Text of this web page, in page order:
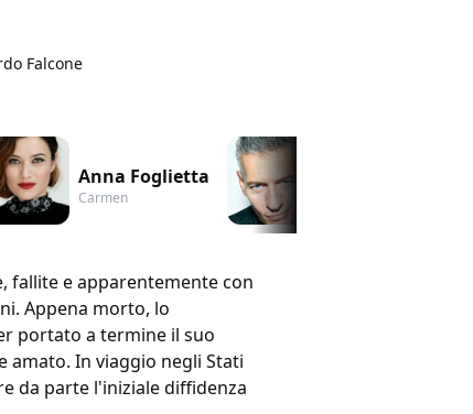
Falcone
Anna Foglietta
Carmen
fallite e apparentemente con
Appena morto, lo
portato a termine il suo
In viaggio negli Stati
da parte l'iniziale diffidenza